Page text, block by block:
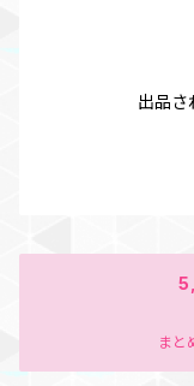
出品さ
まと